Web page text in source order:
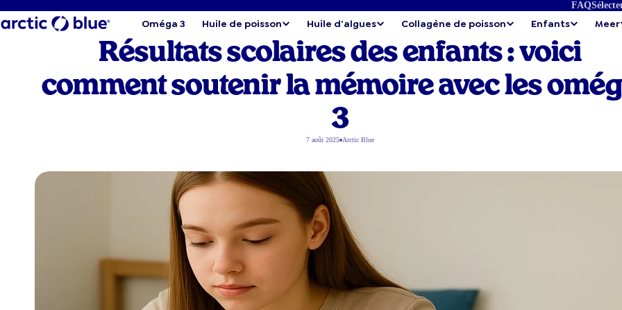
FAQ
Oméga 3 Huile de poisson Huile d'algues Collagène de poisson Enfants Meer
Résultats scolaires des enfants : voici
comment soutenir la mémoire avec les
3
7 août 2025 Arctic Blue